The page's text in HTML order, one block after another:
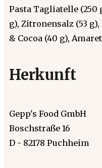
Pasta Tagliatelle (250
g), Zitronensalz (53
& Cocoa (40 g),
Herkunft
Gepp's Food GmbH
Boschstraße 16
D - 82178 Puchheim